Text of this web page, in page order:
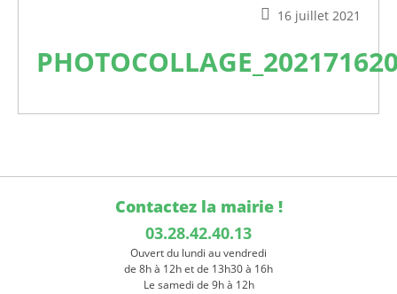
16 juillet 2021
Contactez la mairie !
03.28.42.40.13
Ouvert du lundi au vendredi
de 8h à 12h et de 13h30 à 16h
Le samedi de 9h à 12h